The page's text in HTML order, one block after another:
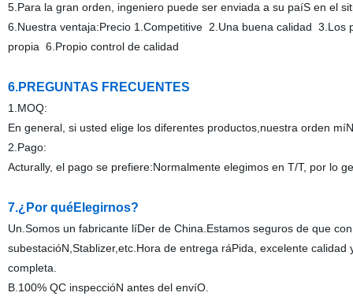
5.Para la gran orden, ingeniero puede ser enviada a su paíS en el
6.Nuestra ventaja:Precio 1.Competitive 2.Una buena calidad
propia 6.Propio control de calidad
6.PREGUNTAS FRECUENTES
1.MOQ:
En general, si usted elige los diferentes productos,nuestra orden
2.Pago:
Acturally, el pago se prefiere:Normalmente elegimos en T/T, por lo
7.¿Por quéElegirnos?
Un.Somos un fabricante líDer de China.Estamos seguros de que
subestacióN,Stablizer,etc.Hora de entrega ráPida, excelente
completa.
B.100% QC inspeccióN antes del envíO.